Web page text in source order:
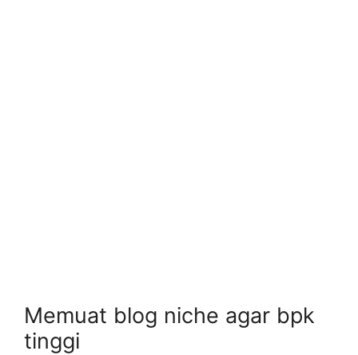
Memuat blog niche agar bpk
tinggi